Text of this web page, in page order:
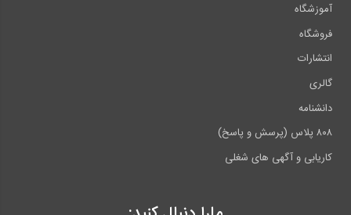
آموزشگاه
فروشگاه
انتشارات
گالری
دانشنامه
۸۰۸ پلاس (پرسش و پاسخ)
کاریابی و آگهی های شغلی